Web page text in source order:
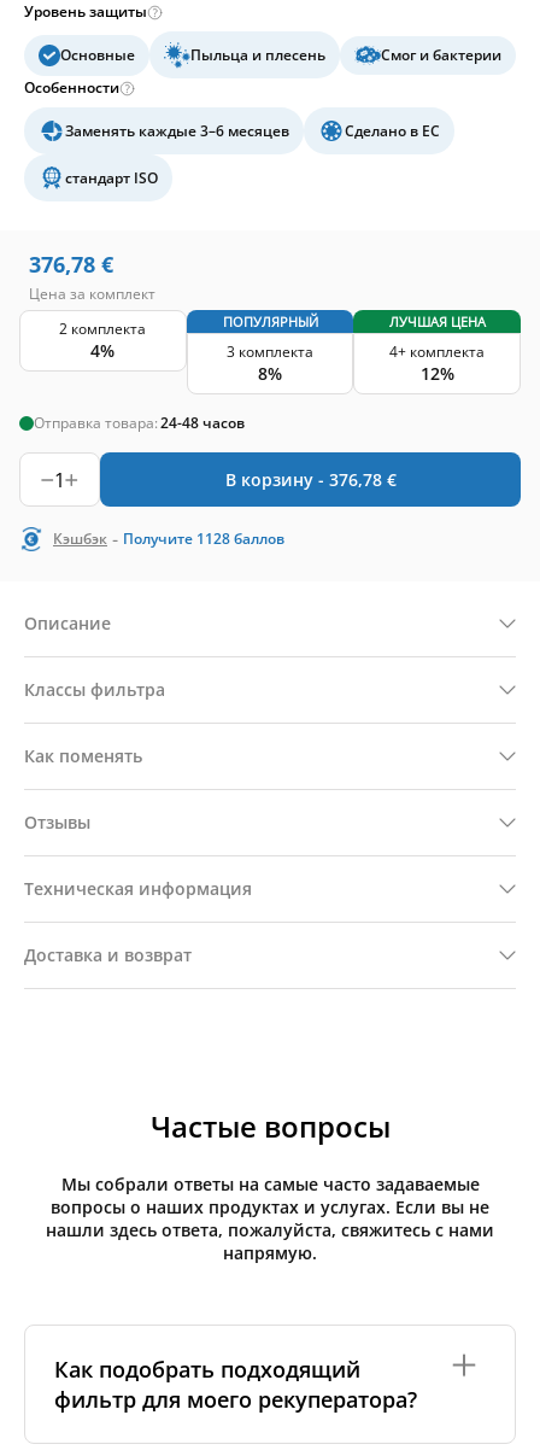
Уровень защиты
Основные Пыльца и плесень
Смог и бактерии
Особенности
Заменять каждые 3–6 месяцев Сделано в ЕС
стандарт ISO
376,78 €
Цена за комплект
2 комплекта
4%
ПОПУЛЯРНЫЙ
3 комплекта
8%
ЛУЧШАЯ ЦЕНА
4+ комплекта
12%
Отправка товара:24-48 часов
1 В корзину - 376,78 €
Кэшбэк - Получите 1128баллов
Описание
Классы фильтра
Как поменять
Отзывы
Техническая информация
Доставка и возврат
Частые вопросы
Мы собрали ответы на самые часто задаваемые
вопросы о наших продуктах и услугах. Если вы не
нашли здесь ответа, пожалуйста, свяжитесь с нами
напрямую.
Как подобрать подходящий
фильтр для моего рекуператора?